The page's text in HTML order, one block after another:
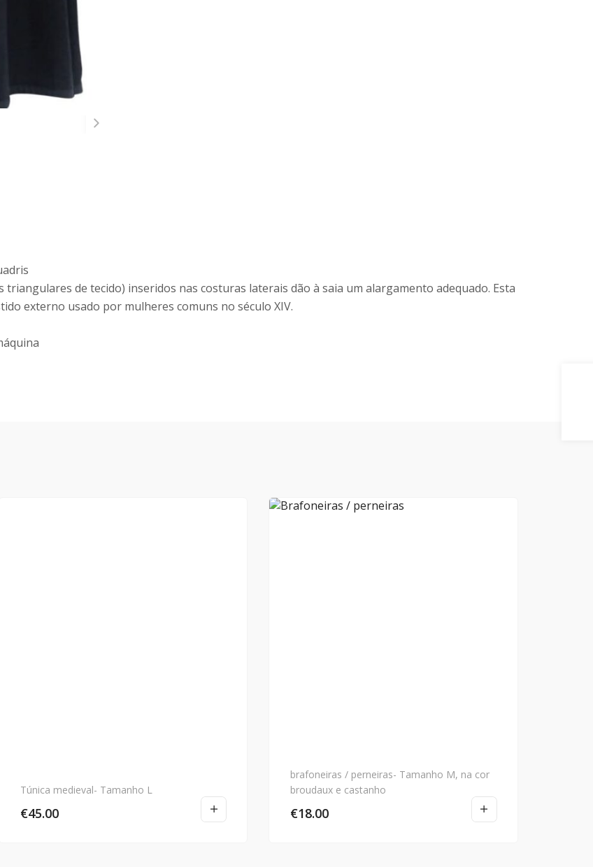
de tecido) inseridos nas costuras laterais dão à saia um alargamento adequado. Esta
externo usado por mulheres comuns no século XIV.
Túnica medieval- Tamanho L
€45.00
brafoneiras / perneiras- Tamanho M, na cor
broudaux e castanho
€18.00